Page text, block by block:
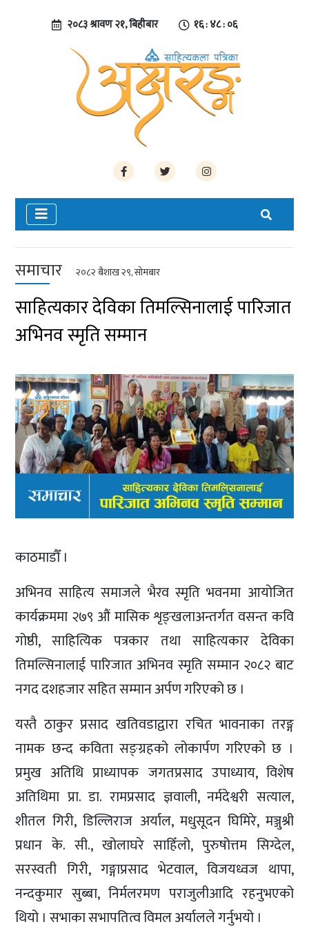
२०८३ श्रावण २१, बिहीबार १६ : ४८ : ०६
समाचार २०८२ बैशाख २९, सोमबार
साहित्यकार देविका तिमल्सिनालाई पारिजात
अभिनव स्मृति सम्मान
काठमाडौँ ।
अभिनव साहित्य समाजले भैरव स्मृति भवनमा आयोजित
कार्यक्रममा २७९ औं मासिक शृङ्खलाअन्तर्गत वसन्त कवि
गोष्ठी, साहित्यिक पत्रकार तथा साहित्यकार देविका
तिमल्सिनालाई पारिजात अभिनव स्मृति सम्मान २०८२ बाट
नगद दशहजार सहित सम्मान अर्पण गरिएको छ ।
यस्तै ठाकुर प्रसाद खतिवडाद्वारा रचित भावनाका तरङ्ग
नामक छन्द कविता सङ्ग्रहको लोकार्पण गरिएको छ ।
प्रमुख अतिथि प्राध्यापक जगतप्रसाद उपाध्याय, विशेष
अतिथिमा प्रा. डा. रामप्रसाद ज्ञवाली, नर्मदेश्वरी सत्याल,
शीतल गिरी, डिल्लिराज अर्याल, मधुसूदन घिमिरे, मञ्जुश्री
प्रधान के. सी., खोलाघरे साहिँलो, पुरुषोत्तम सिग्देल,
सरस्वती गिरी, गङ्गाप्रसाद भेटवाल, विजयध्वज थापा,
नन्दकुमार सुब्बा, निर्मलरमण पराजुलीआदि रहनुभएको
थियो । सभाका सभापतित्व विमल अर्यालले गर्नुभयो ।